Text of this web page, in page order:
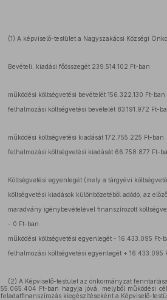
(1) A képviselő-testület a Nagyszakácsi Községi
Bevételi, kiadási főösszegét 239.514.102 Ft-ban
működési költségvetési bevételét 156.322.130 Ft-ban
felhalmozási költségvetési bevételét 83.191.972 Ft-
működési költségvetési kiadását 172.755.225 Ft-ban
felhalmozási költségvetési kiadását 66.758.877 Ft-
Költségvetési egyenlegét (mely a tárgyévi
költségvetési kiadások különbözetéből adódó, az
maradvány igénybevételével finanszírozott
- 0 Ft-ban
működési költségvetési egyenlegét - 16.433.095 Ft-
felhalmozási költségvetési egyenlegét + 16.433.095
(2) A Képviselő-testület az önkormányzat
55.065.404 Ft-ban hagyja jóvá, melyből működési
feladatfinanszírozás kiegészítéseként a Képviselő-